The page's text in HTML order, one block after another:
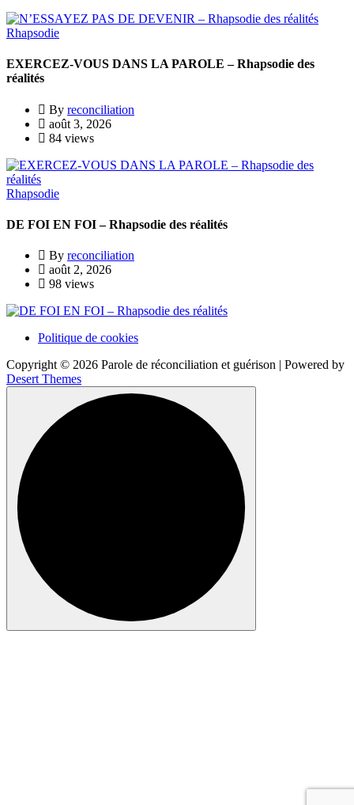
Rhapsodie
EXERCEZ-VOUS DANS LA PAROLE – Rhapsodie des
réalités
By reconciliation
août 3, 2026
84 views
Rhapsodie
DE FOI EN FOI – Rhapsodie des réalités
By reconciliation
août 2, 2026
98 views
Politique de cookies
Copyright © 2026 Parole de réconciliation et guérison | Powered by
Desert Themes